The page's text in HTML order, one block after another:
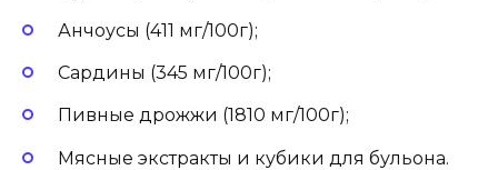
Анчоусы (411 мг/100г);
Сардины (345 мг/100г);
Пивные дрожжи (1810 мг/100г);
Мясные экстракты и кубики для бульона.